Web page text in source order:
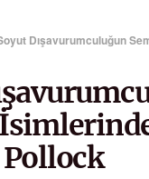
Dışavurumculuğun